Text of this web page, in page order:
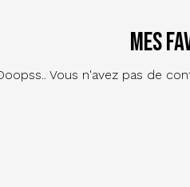
Mes
Vous n'avez pas de